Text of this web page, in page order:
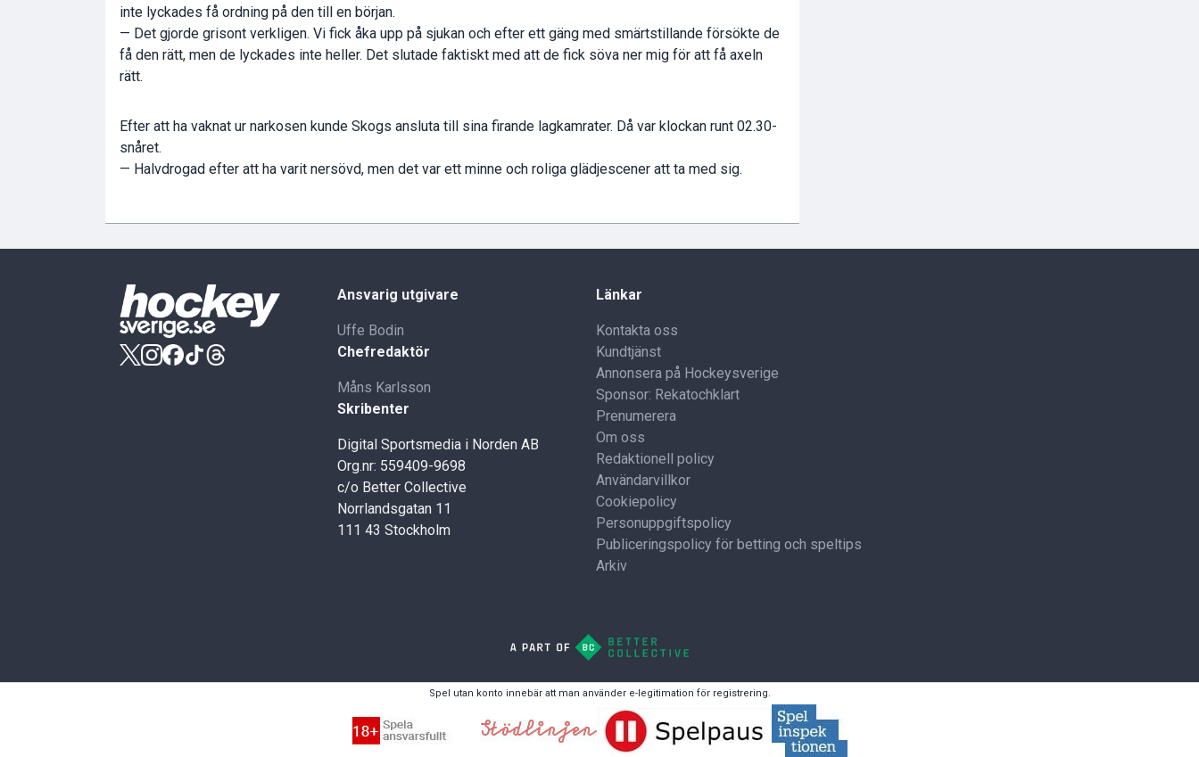
inte lyckades få ordning på den till en början.
— Det gjorde grisont verkligen. Vi fick åka upp på sjukan och efter ett gäng med smärtstillande försökte de
få den rätt, men de lyckades inte heller. Det slutade faktiskt med att de fick söva ner mig för att få axeln
rätt.
Efter att ha vaknat ur narkosen kunde Skogs ansluta till sina firande lagkamrater. Då var klockan runt 02.30-
snåret.
— Halvdrogad efter att ha varit nersövd, men det var ett minne och roliga glädjescener att ta med sig.
Ansvarig utgivare
Uffe Bodin
Chefredaktör
Måns Karlsson
Skribenter
Digital Sportsmedia i Norden AB
Org.nr: 559409-9698
c/o Better Collective
Norrlandsgatan 11
111 43 Stockholm
Länkar
Kontakta oss
Kundtjänst
Annonsera på Hockeysverige
Sponsor: Rekatochklart
Prenumerera
Om oss
Redaktionell policy
Användarvillkor
Cookiepolicy
Personuppgiftspolicy
Publiceringspolicy för betting och speltips
Arkiv
Spel utan konto innebär att man använder e-legitimation för registrering.